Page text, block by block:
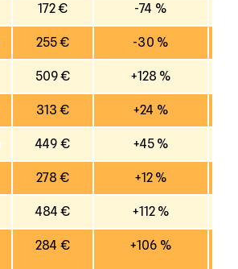
172 € -74 %
255 € -30 %
509 € +128 %
313 € +24 %
449 € +45 %
278 € +12 %
484 € +112 %
284 € +106 %